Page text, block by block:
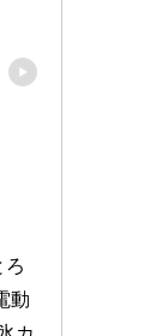
ろ
動